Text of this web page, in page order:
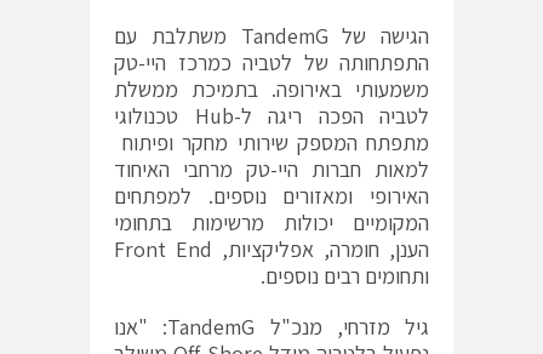
הגישה של TandemG משתלבת עם
התפתחותה של לטביה כמרכז היי-טק
משמעותי באירופה. בתמיכת ממשלת
לטביה הפכה ריגה ל-Hub טכנולוגי
מתפתח המספק שירותי מחקר ופיתוח
למאות חברות היי-טק מרחבי האיחוד
האירופי ומאזורים נוספים. למפתחים
המקומיים יכולות מרשימות בתחומי
הענן, חומרה, אפליקציות, Front End
ותחומים רבים נוספים.
גיל מזרחי, מנכ"ל TandemG: "אנו